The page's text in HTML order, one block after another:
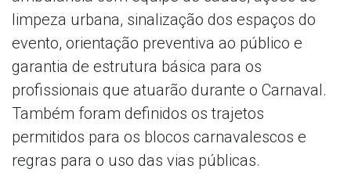
limpeza urbana, sinalização dos espaços do
evento, orientação preventiva ao público e
garantia de estrutura básica para os
profissionais que atuarão durante o Carnaval.
Também foram definidos os trajetos
permitidos para os blocos carnavalescos e
regras para o uso das vias públicas.